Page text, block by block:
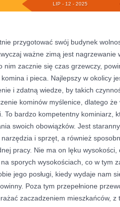
LIP - 12 - 2025
przygotować swój budynek
ważne zimą jest nagrzewanie
nim zacznie się czas grzewczy,
komina i pieca. Najlepszy w okolicy
i zdatną wiedze, by takich
kominów myślenice, dlatego że
To bardzo kompetentny kominiarz,
swoich obowiązków. Jest
narzędzia i sprzęt, a również
pracy. Nie ma on lęku wysokości,
sporych wysokościach, co w tym
jego posługi, kiedy wydaje nam
Poza tym przepełnione
zaczadzeniem mieszkańców, z